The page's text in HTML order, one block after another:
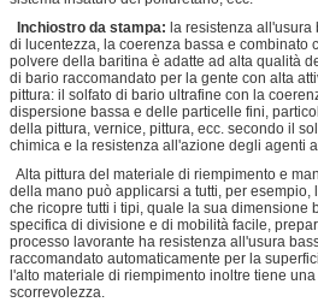
Inchiostro da stampa: la resistenza all'usura
di lucentezza, la coerenza bassa e combinato
polvere della baritina è adatte ad alta qualità
di bario raccomandato per la gente con alta
pittura: il solfato di bario ultrafine con la
dispersione bassa e delle particelle fini,
della pittura, vernice, pittura, ecc. secondo il
chimica e la resistenza all'azione degli agenti
Alta pittura del materiale di riempimento e
della mano può applicarsi a tutti, per esempio,
che ricopre tutti i tipi, quale la sua dimensione
specifica di divisione e di mobilità facile,
processo lavorante ha resistenza all'usura
raccomandato automaticamente per la
l'alto materiale di riempimento inoltre tiene
scorrevolezza.